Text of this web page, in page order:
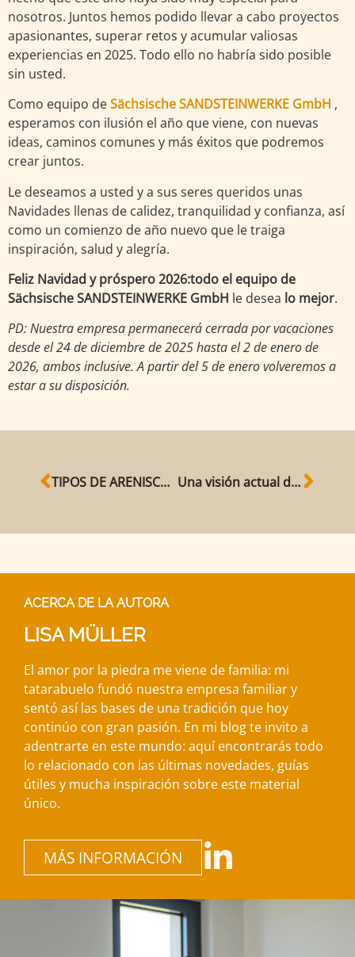
nosotros. Juntos hemos podido llevar a cabo proyectos
apasionantes, superar retos y acumular valiosas
experiencias en 2025. Todo ello no habría sido posible
sin usted.
Como equipo deSächsische SANDSTEINWERKE GmbH ,
esperamos con ilusión el año que viene, con nuevas
ideas, caminos comunes y más éxitos que podremos
crear juntos.
Le deseamos a usted y a sus seres queridos unas
Navidades llenas de calidez, tranquilidad y confianza, así
como un comienzo de año nuevo que le traiga
inspiración, salud y alegría.
Feliz Navidad y próspero 2026:todo el equipo de
Sächsische SANDSTEINWERKE GmbH le desea lo mejor.
PD: Nuestra empresa permanecerá cerrada por vacaciones
desde el 24 de diciembre de 2025 hasta el 2 de enero de
2026, ambos inclusive. A partir del 5 de enero volveremos a
estar a su disposición.
TIPOS DE ARENISCA DE UN VISTAZO Una visión actual de nuestro taller de arenisca del Elba
ACERCA DE LA AUTORA
LISA MÜLLER
El amor por la piedra me viene de familia: mi
tatarabuelo fundó nuestra empresa familiar y
sentó así las bases de una tradición que hoy
continúo con gran pasión. En mi blog te invito a
adentrarte en este mundo: aquí encontrarás todo
lo relacionado con las últimas novedades, guías
útiles y mucha inspiración sobre este material
único.
MÁS INFORMACIÓN